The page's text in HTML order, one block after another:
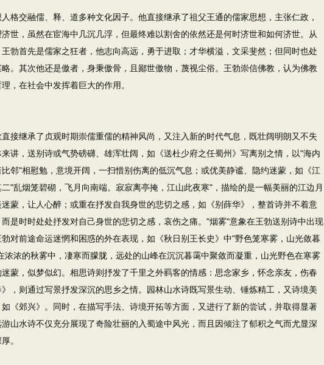
交融儒、释、道多种文化因子。他直接继承了祖父王通的儒家思想，主张仁政，
世，虽然在宦海中几沉几浮，但最终难以割舍的依然还是何时济世和如何济世。从
王勃首先是儒家之狂者，他志向高远，勇于进取；才华横溢，文采斐然；但同时也处
。其次他还是傲者，身秉傲骨，且鄙世傲物，蔑视尘俗。王勃崇信佛教，认为佛教
，在社会中发挥着巨大的作用。
继承了贞观时期崇儒重儒的精神风尚，又注入新的时代气息，既壮阔明朗又不失
讲，送别诗或气势磅礴、雄浑壮阔，如《送杜少府之任蜀州》写离别之情，以"海内
邻"相慰勉，意境开阔，一扫惜别伤离的低沉气息；或优美静谧、隐约迷蒙，如《江
"乱烟笼碧砌，飞月向南端。寂寂离亭掩，江山此夜寒"，描绘的是一幅美丽的江边月
蒙，让人心醉；或重在抒发自我身世的悲切之感，如《别薛华》，整首诗并不着意
是时时处处抒发对自己身世的悲切之感，哀伤之痛。"烟雾"意象在王勃送别诗中出现
对前途命运迷惘和困惑的外在表现，如《秋日别王长史》中"野色笼寒雾，山光敛暮
浓浓的秋雾中，凄寒而朦胧，远处的山峰在沉沉暮霭中聚敛而凝重，山光野色在寒雾
蒙，似梦似幻。相思诗则抒发了千里之外羁客的情感：思念家乡，怀念亲友，伤春
，则通过写景抒发深沉的思乡之情。园林山水诗既写景生动、锤炼精工，又诗境美
《郊兴》。同时，在描写手法、诗境开拓等方面，又进行了新的尝试，并取得显著
山水诗不仅充分展现了奇险壮丽的入蜀途中风光，而且因倾注了郁积之气而尤显深
。